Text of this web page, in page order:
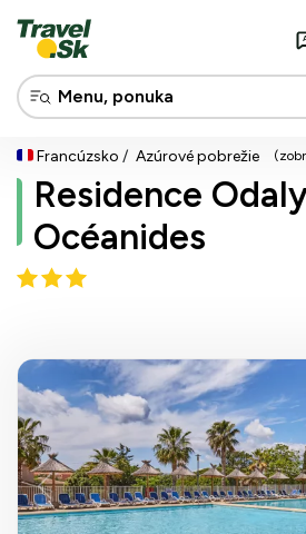
Francúzsko Azúrové pobrežie
Residence
Océanides